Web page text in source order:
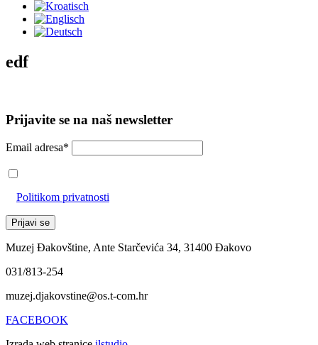
edf
Prijavite se na naš newsletter
Email adresa*
Politikom privatnosti
Muzej Đakovštine, Ante Starčevića 34, 31400 Đakovo
031/813-254
muzej.djakovstine@os.t-com.hr
FACEBOOK